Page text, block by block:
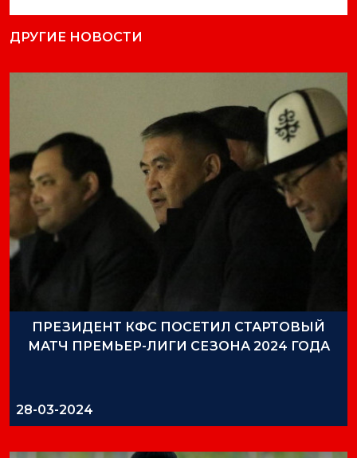
ДРУГИЕ НОВОСТИ
ПРЕЗИДЕНТ КФС ПОСЕТИЛ СТАРТОВЫЙ
МАТЧ ПРЕМЬЕР-ЛИГИ СЕЗОНА 2024 ГОДА
28-03-2024